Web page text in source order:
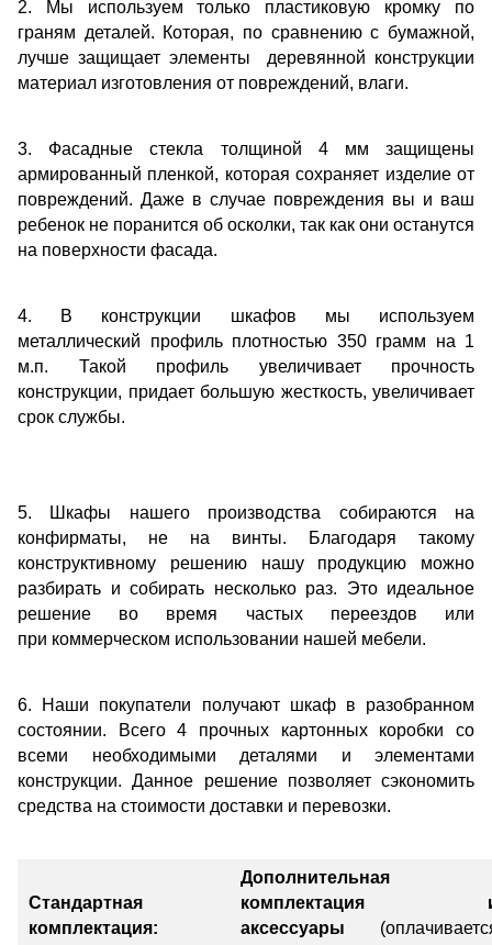
2. Мы используем только пластиковую кромку по
граням деталей. Которая, по сравнению с бумажной,
лучше защищает элементы деревянной конструкции
материал изготовления от повреждений, влаги.
3. Фасадные стекла толщиной 4 мм защищены
армированный пленкой, которая сохраняет изделие от
повреждений. Даже в случае повреждения вы и ваш
ребенок не поранится об осколки, так как они останутся
на поверхности фасада.
4. В конструкции шкафов мы используем
металлический профиль плотностью 350 грамм на 1
м.п. Такой профиль увеличивает прочность
конструкции, придает большую жесткость, увеличивает
срок службы.
5. Шкафы нашего производства собираются на
конфирматы, не на винты. Благодаря такому
конструктивному решению нашу продукцию можно
разбирать и собирать несколько раз. Это идеальное
решение во время частых переездов или
при коммерческом использовании нашей мебели.
6. Наши покупатели получают шкаф в разобранном
состоянии. Всего 4 прочных картонных коробки со
всеми необходимыми деталями и элементами
конструкции. Данное решение позволяет сэкономить
средства на стоимости доставки и перевозки.
Стандартная
комплектация:
Дополнительная
комплектация
аксессуары